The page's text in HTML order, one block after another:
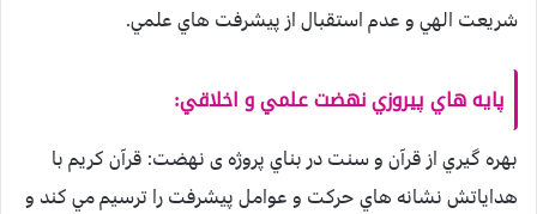
شريعت الهي و عدم استقبال از پيشرفت هاي علمي.
پايه هاي پيروزي نهضت علمي و اخلاقي:
بهره گيري از قرآن و سنت در بناي پروژه ی نهضت:‌ قرآن كريم با
هداياتش نشانه هاي حركت و عوامل پيشرفت را ترسيم مي كند و